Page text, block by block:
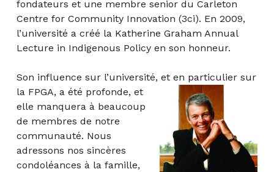
fondateurs et une membre senior du Carleton
Centre for Community Innovation (3ci). En 2009,
l’université a créé la Katherine Graham Annual
Lecture in Indigenous Policy en son honneur.
Son influence sur l’université, et en particulier sur
la FPGA, a été profonde,et
elle manquera à beaucoup
de membres de notre
communauté. Nous
adressons nos sincères
condoléances à la famille,